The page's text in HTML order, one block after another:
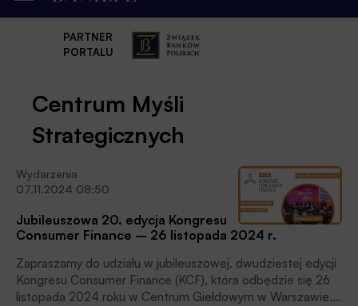
PARTNER
PORTALU
Centrum Myśli
Strategicznych
Wydarzenia
07.11.2024 08:50
Jubileuszowa 20. edycja Kongresu
Consumer Finance – 26 listopada 2024 r.
Zapraszamy do udziału w jubileuszowej, dwudziestej edycji
Kongresu Consumer Finance (KCF), która odbędzie się 26
listopada 2024 roku w Centrum Giełdowym w Warszawie.